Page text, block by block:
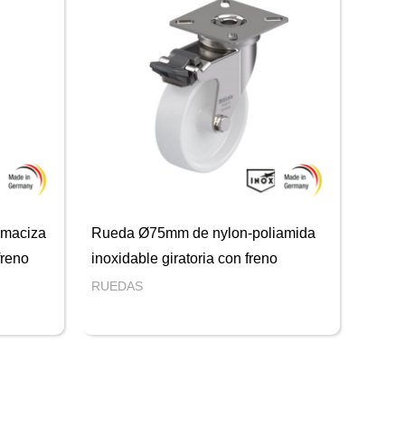
Rueda Ø75mm de nylon-poliamida
inoxidable giratoria con freno
RUEDAS